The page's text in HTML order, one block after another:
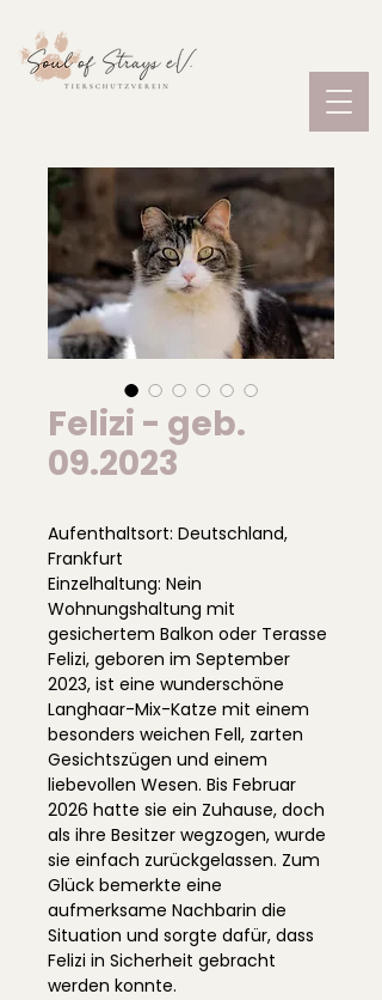
Felizi - geb.
09.2023
Aufenthaltsort: Deutschland,
Frankfurt
Einzelhaltung: Nein
Wohnungshaltung mit
gesichertem Balkon oder Terasse
Felizi, geboren im September
2023, ist eine wunderschöne
Langhaar-Mix-Katze mit einem
besonders weichen Fell, zarten
Gesichtszügen und einem
liebevollen Wesen. Bis Februar
2026 hatte sie ein Zuhause, doch
als ihre Besitzer wegzogen, wurde
sie einfach zurückgelassen. Zum
Glück bemerkte eine
aufmerksame Nachbarin die
Situation und sorgte dafür, dass
Felizi in Sicherheit gebracht
werden konnte.